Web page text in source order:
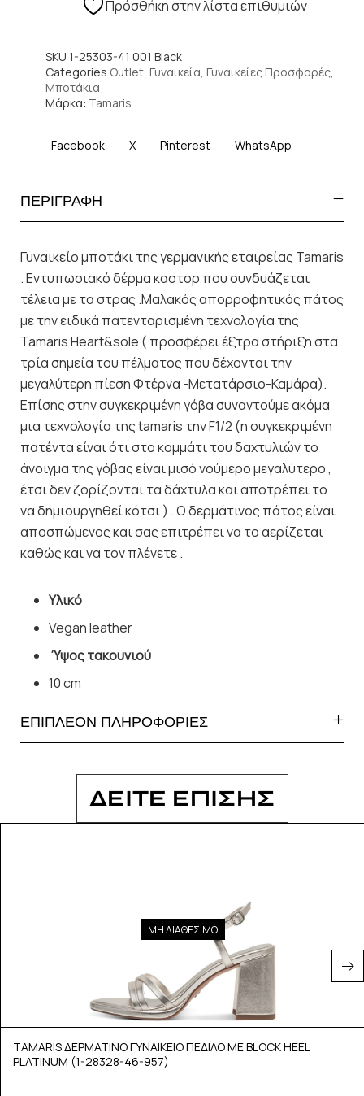
Πρόσθήκη στην λίστα επιθυμιών
SKU 1-25303-41 001 Black
Categories Outlet, Γυναικεία, Γυναικείες Προσφορές,
Μποτάκια
Μάρκα: Tamaris
Facebook X Pinterest WhatsApp
ΠΕΡΙΓΡΑΦΗ
Γυναικείο μποτάκι της γερμανικής εταιρείας Tamaris
. Εντυπωσιακό δέρμα καστορ που συνδυάζεται
τέλεια με τα στρας .Μαλακός απορροφητικός πάτος
με την ειδικά πατενταρισμένη τεχνολογία της
Tamaris Heart&sole ( προσφέρει έξτρα στήριξη στα
τρία σημεία του πέλματος που δέχονται την
μεγαλύτερη πίεση Φτέρνα -Μετατάρσιο-Καμάρα).
Επίσης στην συγκεκριμένη γόβα συναντούμε ακόμα
μια τεχνολογία της tamaris την F1/2 (η συγκεκριμένη
πατέντα είναι ότι στο κομμάτι του δαχτυλιών το
άνοιγμα της γόβας είναι μισό νούμερο μεγαλύτερο ,
έτσι δεν ζορίζονται τα δάχτυλα και αποτρέπει το
να δημιουργηθεί κότσι ) . Ο δερμάτινος πάτος είναι
αποσπώμενος και σας επιτρέπει να το αερίζεται
καθώς και να τον πλένετε .
Υλικό
Vegan leather
Ύψος τακουνιού
10 cm
ΕΠΙΠΛΕΟΝ ΠΛΗΡΟΦΟΡΙΕΣ
ΔΕΙΤΕ ΕΠΙΣΗΣ
ΜΗ ΔΙΑΘΕΣΙΜΟ
TAMARIS ΔΕΡΜΑΤΙΝΟ ΓΥΝΑΙΚΕΙΟ ΠΕΔΙΛΟ ΜΕ BLOCK HEEL
PLATINUM (1-28328-46-957)